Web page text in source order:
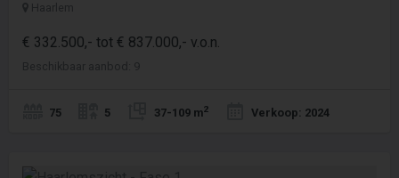
Haarlem
€ 332.500,- tot € 837.000,- v.o.n.
Beschikbaar aanbod: 9
75 5 37-109 m2 Verkoop: 2024